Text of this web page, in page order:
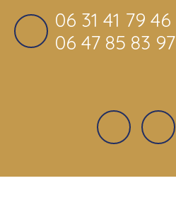
06 31 41 79 46
06 47 85 83 97